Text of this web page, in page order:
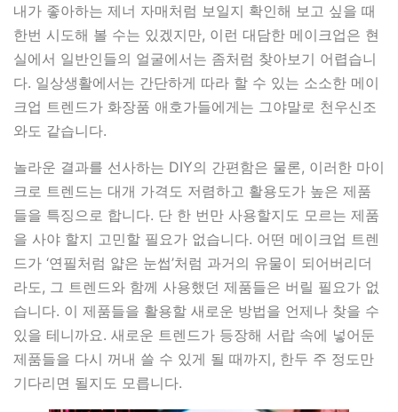
내가 좋아하는 제너 자매처럼 보일지 확인해 보고 싶을 때
한번 시도해 볼 수는 있겠지만, 이런 대담한 메이크업은 현
실에서 일반인들의 얼굴에서는 좀처럼 찾아보기 어렵습니
다. 일상생활에서는 간단하게 따라 할 수 있는 소소한 메이
크업 트렌드가 화장품 애호가들에게는 그야말로 천우신조
와도 같습니다.
놀라운 결과를 선사하는 DIY의 간편함은 물론, 이러한 마이
크로 트렌드는 대개 가격도 저렴하고 활용도가 높은 제품
들을 특징으로 합니다. 단 한 번만 사용할지도 모르는 제품
을 사야 할지 고민할 필요가 없습니다. 어떤 메이크업 트렌
드가 ‘연필처럼 얇은 눈썹’처럼 과거의 유물이 되어버리더
라도, 그 트렌드와 함께 사용했던 제품들은 버릴 필요가 없
습니다. 이 제품들을 활용할 새로운 방법을 언제나 찾을 수
있을 테니까요. 새로운 트렌드가 등장해 서랍 속에 넣어둔
제품들을 다시 꺼내 쓸 수 있게 될 때까지, 한두 주 정도만
기다리면 될지도 모릅니다.